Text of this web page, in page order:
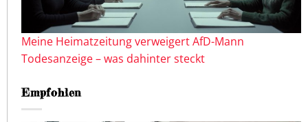
Meine Heimatzeitung verweigert AfD-Mann
Todesanzeige – was dahinter steckt
Empfohlen